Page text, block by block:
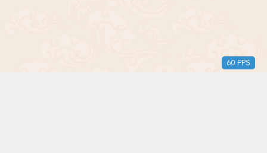
60 FPS